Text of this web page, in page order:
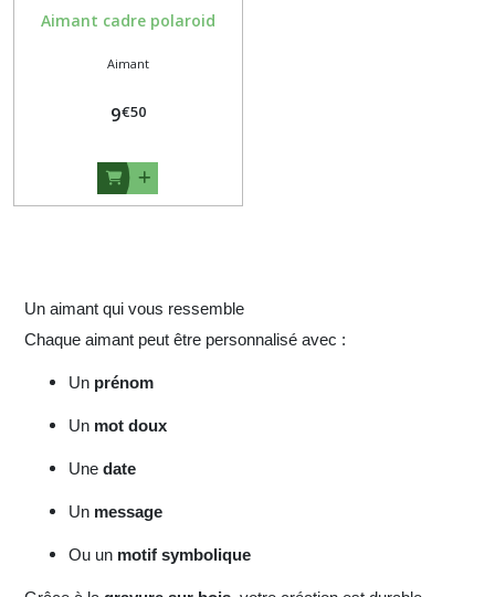
Aimant cadre polaroid
Aimant
9€50
Un aimant qui vous ressemble
Chaque aimant peut être personnalisé avec :
Un prénom
Un mot doux
Une date
Un message
Ou un motif symbolique
Mères